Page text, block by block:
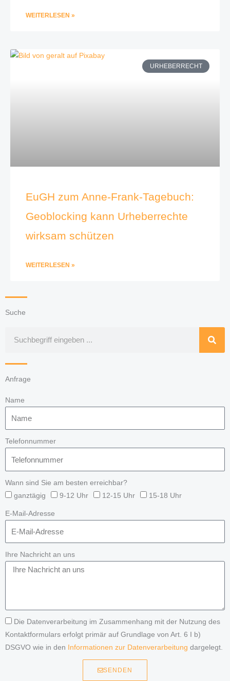
WEITERLESEN »
URHEBERRECHT
EuGH zum Anne-Frank-Tagebuch:
Geoblocking kann Urheberrechte
wirksam schützen
WEITERLESEN »
Suche
Anfrage
Name
Telefonnummer
Wann sind Sie am besten erreichbar?
ganztägig
9-12 Uhr 12-15 Uhr 15-18 Uhr
E-Mail-Adresse
Ihre Nachricht an uns
Die Datenverarbeitung im Zusammenhang mit der Nutzung des
Kontaktformulars erfolgt primär auf Grundlage von Art. 6 I b)
DSGVO wie in den
Informationen zur Datenverarbeitung dargelegt.
SENDEN